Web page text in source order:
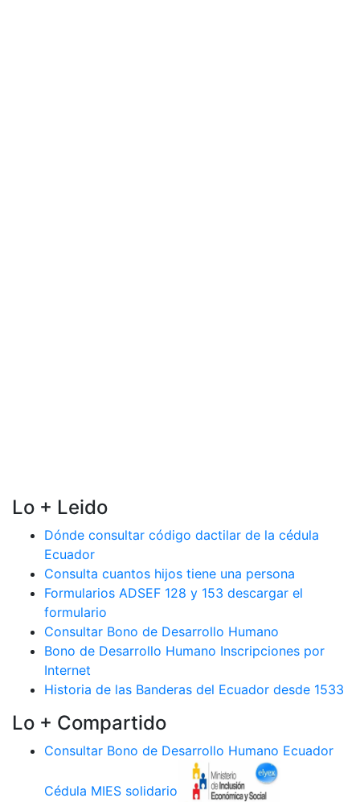
Lo + Leido
Dónde consultar código dactilar de la cédula
Ecuador
Consulta cuantos hijos tiene una persona
Formularios ADSEF 128 y 153 descargar el
formulario
Consultar Bono de Desarrollo Humano
Bono de Desarrollo Humano Inscripciones por
Internet
Historia de las Banderas del Ecuador desde 1533
Lo + Compartido
Consultar Bono de Desarrollo Humano Ecuador
Cédula MIES solidario